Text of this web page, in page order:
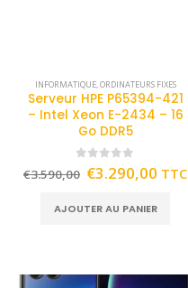
INFORMATIQUE,ORDINATEURS FIXES
Serveur HPE P65394-421
– Intel Xeon E-2434 – 16
Go DDR5
out of 5
€3.590,00 €3.290,00 TTC
AJOUTER AU PANIER